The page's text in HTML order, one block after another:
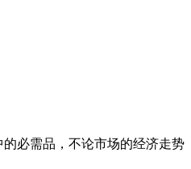
必需品，不论市场的经济走势